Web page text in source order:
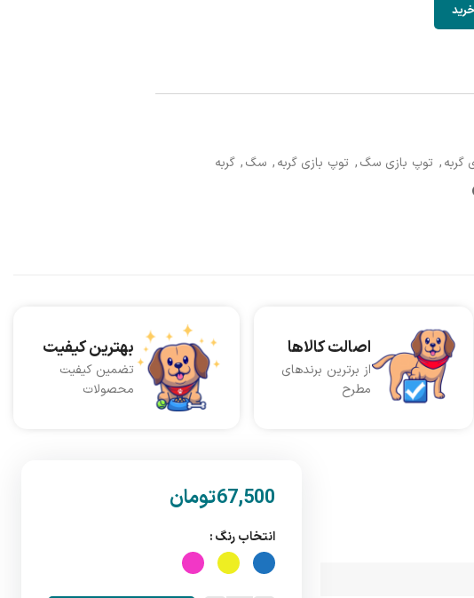
گربه, توپ بازی سگ, توپ بازی گربه, سگ, گربه
اصالت کالاها
از برترین برندهای
مطرح
بهترین کیفیت
تضمین کیفیت
محصولات
تومان
انتخاب رنگ